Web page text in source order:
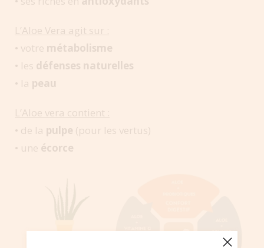
L’Aloe Vera agit sur :
• votre métabolisme
• les défenses naturelles
• la peau
L’Aloe vera contient :
• de la pulpe (pour les vertus)
• une écorce